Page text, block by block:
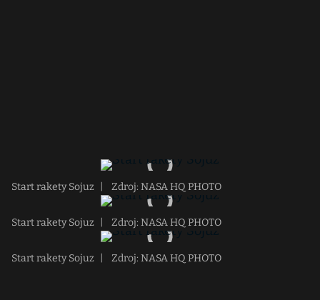
Start rakety Sojuz Zdroj: NASA HQ PHOTO
Start rakety Sojuz Zdroj: NASA HQ PHOTO
Start rakety Sojuz Zdroj: NASA HQ PHOTO